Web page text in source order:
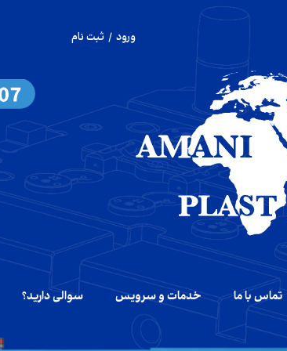
ورود / ثبت نام
سفارشات
خروج از حساب کاربری
تماس با ما خدمات و سرویس سوالی دارید؟